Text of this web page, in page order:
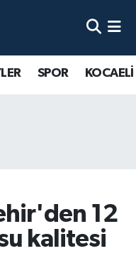
SPOR
12
kalitesi